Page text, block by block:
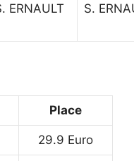
ERNAULT S.
Place
29.9 Euro